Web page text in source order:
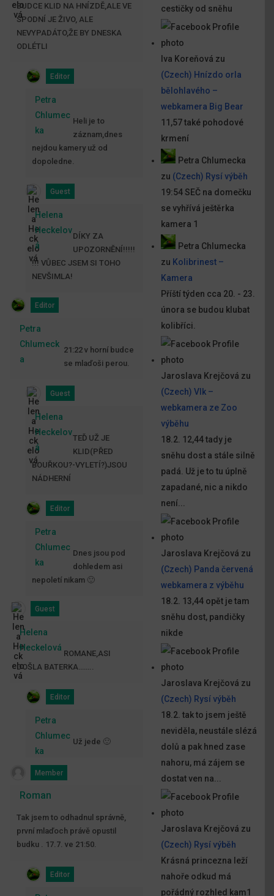
cestičky od sněhu
Iva Koreňová zu
(Czech) Hnízdo orla
bělohlavého –
webkamera Big Bear
11,57 také pohodové
krmení
Petra Chlumecka
zu (Czech) Rysí výběh
19:54 SEČ na domečku
se vyhřívá ještěrka
kamera 1
Petra Chlumecka
zu Kolibrinest –
Kamera
Příští týden cca 20. - 23.
února se budou klubat
kolibříci.
Jaroslava Krejčová zu
(Czech) Vlk –
webkamera ze Zoo
výběhu
18.2. 12,44 tady je
sněhu dost a stále silně
padá. Už je to tu úplně
zapadané, nic a nikdo
není...
Jaroslava Krejčová zu
(Czech) Panda červená
webkamera z výběhu
18.2. 13,44 opět je tam
sněhu dost, pandičky
nikde
Jaroslava Krejčová zu
(Czech) Rysí výběh
18.2. tak to jsem ještě
neviděla, neustále slézá
dolů a pak hned zase
nahoru, má zájem se
dostat ven na...
Jaroslava Krejčová zu
(Czech) Rysí výběh
Krásná princezna leží
nahoře odkud má
pořádný rozhled kam1
BUDCE KLID NA HNÍZDĚ,ALE VE
SPODNÍ JE ŽIVO, ALE
NEVYPADÁTO,ŽE BY DNESKA
ODLÉTLI
Editor
Petra
Chlumec
ka
Heli je to
záznam,dnes
nejdou kamery už od
dopoledne.
Guest
Helena
Heckelov
á
DÍKY ZA
UPOZORNĚNÍ!!!!!
!!! VŮBEC JSEM SI TOHO
NEVŠIMLA!
Editor
Petra
Chlumeck
a
21:22 v horní budce
se mlaďoši perou.
Guest
Helena
Heckelov
á
TEĎ UŽ JE
KLID(PŘED
BOUŘKOU?-VYLETÍ?)JSOU
NÁDHERNÍ
Editor
Petra
Chlumec
ka
Dnes jsou pod
dohledem asi
nepoletí nikam 🙂
Guest
Helena
Heckelová
ROMANE,ASI
DOŠLA BATERKA……..
Editor
Petra
Chlumec
ka
Už jede 🙂
Member
Roman
Tak jsem to odhadnul správně,
první mlaďoch právě opustil
budku . 17.7. ve 21:50.
Editor